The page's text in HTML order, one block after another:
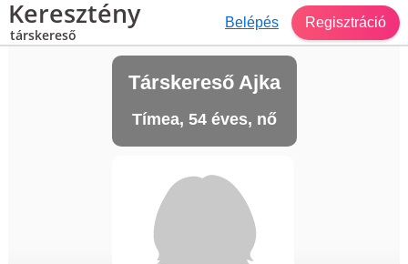
Keresztény
társkereső
Belépés Regisztráció
Társkereső Ajka
Tímea, 54 éves, nő